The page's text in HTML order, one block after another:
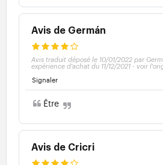
Avis de Germán
Avis traduit déposé le 10/01/2022 par
expérience d'achat du 11/12/2021 - voir
Signaler
Être
Avis de Cricri